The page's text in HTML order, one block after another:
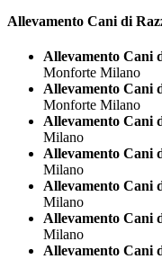
Allevamento Cani di
Allevamento Cani
Monforte Milano
Allevamento Cani
Monforte Milano
Allevamento Cani
Milano
Allevamento Cani
Milano
Allevamento Cani
Milano
Allevamento Cani
Milano
Allevamento Cani